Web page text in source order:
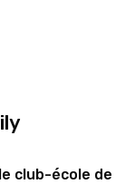
club-école de